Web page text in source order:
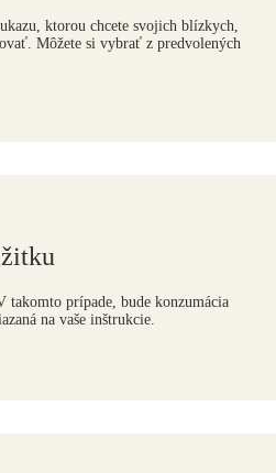
ktorou chcete svojich blízkych,
Môžete si vybrať z predvolených
takomto prípade, bude konzumácia
na vaše inštrukcie.